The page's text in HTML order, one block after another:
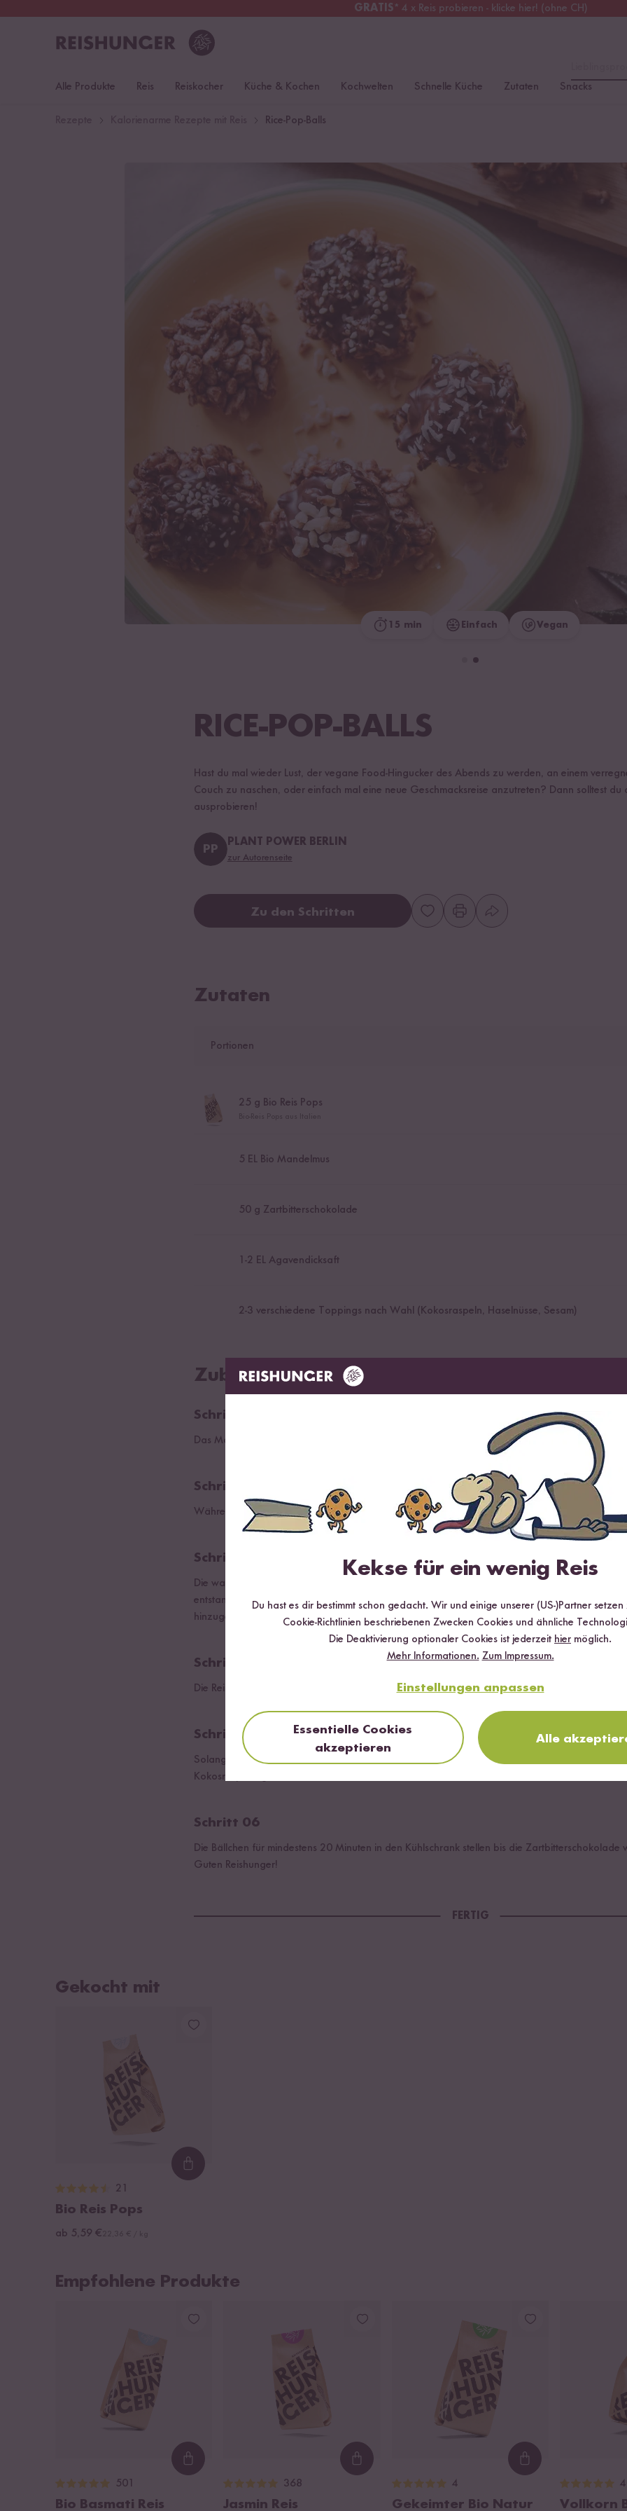
GRATIS* 4 x Reis probieren - klicke hier! (ohne CH)
Kostenloser Versand
Alle Produkte Reis Reiskocher Küche & Kochen Kochwelten Schnelle Küche Zutaten Snacks
Rice-Pop-Balls
15 min Einfach Vegan
RICE-POP-BALLS
Hast du mal wieder Lust, der vegane Food-Hingucker des Abends zu werden, an einem
Couch zu naschen, oder einfach mal eine neue Geschmacksreise anzutreten? Dann solltest du
ausprobieren!
PP
PLANT POWER BERLIN
zur Autorenseite
Zu den Schritten
Zutaten
Portionen
25 g Bio Reis Pops
5 EL Bio Mandelmus
50g Zartbitterschokolade
1 -2 EL Agavendicksaft
2-3 verschiedene Toppings nach Wahl (Kokosraspeln, Haselnüsse, Sesam)
Zubereitung
Schritt 01
Das Mandelmus in einer Pfanne auf niedriger Hitze erwärmen und anschließend den
Schritt 02
Während die Masse in der Pfanne erhitzt, die Zartbitterschokolade in einem Wasserbad
Schritt 03
Die warme Masse aus der Pfanne auf einen Teller mit den Bio Reis Pops geben und alles gut
entstandene klebrige Masse noch nicht deinen Vorlieben entspricht, kannst du noch Reis Pops
hinzugeben.
Schritt 04
Die Reis-Pop-Masse zu Bällchen formen und die flüssige Zartbitterschokolade darüber gießen.
Schritt 05
Solange die Zartbitterschokolade noch flüssig ist, kannst du deine Toppings drüber streuen. Du
Kokosraspeln, gehackte Haselnüsse und alles, was dir sonst noch in den Sinn kommt, benutzen.
Schritt 06
Die Bällchen für mindestens 20 Minuten in den Kühlschrank stellen bis die Zartbitterschokolade
Guten Reishunger!
FERTIG
Gekocht mit
Loading...
21
Bio Reis Pops
ab 5,59 €
Empfohlene Produkte
Loading...
501
Bio Basmati Reis
Loading...
368
Jasmin Reis
Loading...
4
Gekeimter Bio Natur Vollkorn
Kekse für ein wenig Reis
Du hast es dir bestimmt schon gedacht. Wir und einige unserer (US-)Partner
Cookie-Richtlinien beschriebenen Zwecken Cookies und ähnliche
Die Deaktivierung optionaler Cookies ist jederzeit hier möglich.
Mehr Informationen. Zum Impressum.
Einstellungen anpassen
Essentielle Cookies
akzeptieren
Alle